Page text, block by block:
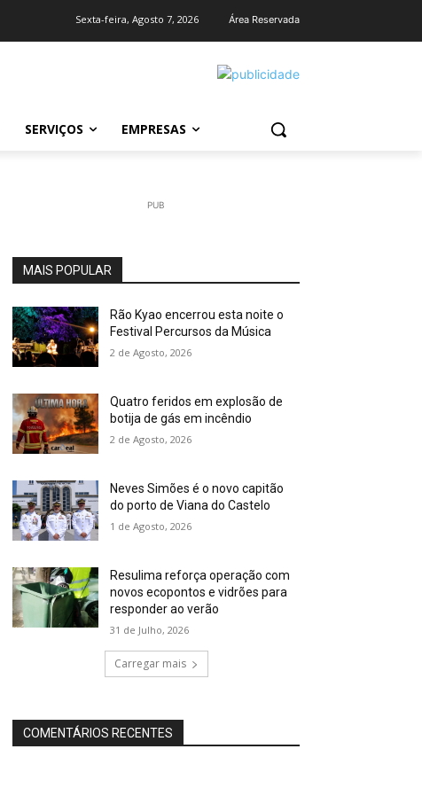
Sexta-feira, Agosto 7, 2026 Área Reservada
SERVIÇOS EMPRESAS
PUB
MAIS POPULAR
Rão Kyao encerrou esta noite o
Festival Percursos da Música
2 de Agosto, 2026
Quatro feridos em explosão de
botija de gás em incêndio
2 de Agosto, 2026
Neves Simões é o novo capitão
do porto de Viana do Castelo
1 de Agosto, 2026
Resulima reforça operação com
novos ecopontos e vidrões para
responder ao verão
31 de Julho, 2026
Carregar mais
COMENTÁRIOS RECENTES